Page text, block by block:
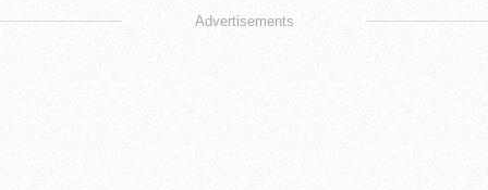
Advertisements